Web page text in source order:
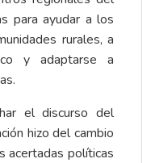
para ayudar a los
rurales, a
y adaptarse a
el discurso del
hizo del cambio
acertadas políticas